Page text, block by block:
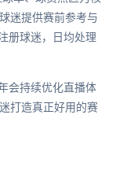
迷提供赛前参考与
册球迷，日均处理
会持续优化直播体
打造真正好用的赛